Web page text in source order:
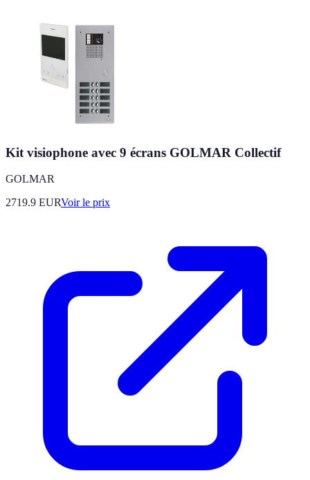
Kit visiophone avec 9 écrans GOLMAR Collectif
GOLMAR
2719.9 EURVoir le prix